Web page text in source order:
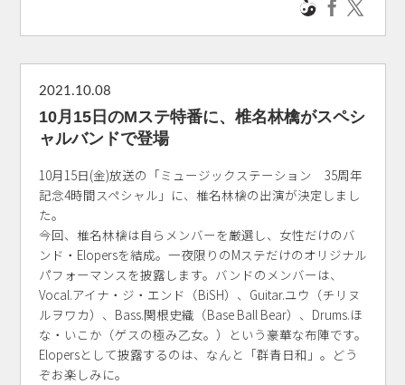
2021.10.08
10月15日のMステ特番に、椎名林檎がスペシ
ャルバンドで登場
10月15日(金)放送の「ミュージックステーション 35周年
記念4時間スペシャル」に、椎名林檎の出演が決定しまし
た。
今回、椎名林檎は自らメンバーを厳選し、女性だけのバ
ンド・Elopersを結成。一夜限りのMステだけのオリジナル
パフォーマンスを披露します。バンドのメンバーは、
Vocal.アイナ・ジ・エンド（BiSH）、Guitar.ユウ（チリヌ
ルヲワカ）、Bass.関根史織（Base Ball Bear）、Drums.ほ
な・いこか（ゲスの極み乙女。）という豪華な布陣です。
Elopersとして披露するのは、なんと「群青日和」。どう
ぞお楽しみに。